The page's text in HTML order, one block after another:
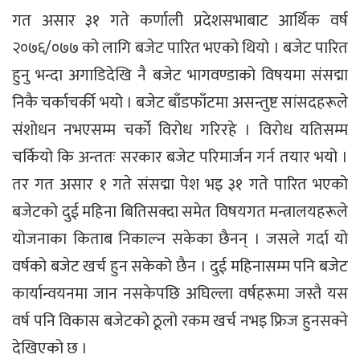
गत असार ३१ गते कर्णाली प्रदेशसभाबाट आर्थिक वर्ष
२०७६/०७७ को लागि बजेट पारित भएको थियो । बजेट पारित
हुनु भन्दा अगाडिदेखि नै बजेट भागवण्डाको विषयमा संसद्मा
निकै चर्काचर्की भयो । बजेट बाँडफाँटमा असन्तुष्ट सांसदहरूले
संशोधन नभएसम्म चर्को विरोध गरिरहे । विरोध यतिसम्म
चर्कियो कि अन्ततः सरकार बजेट परिमार्जन गर्न तयार भयो ।
तर गत असार १ गते संसद्मा पेश भइ ३१ गते पारित भएको
बजेटको दुई महिना बितिसक्दा समेत विषयगत मन्त्रालयहरूले
योजनाका किताब निकाल्न सकेका छैनन् । जसले गर्दा यो
वर्षको बजेट खर्च हुन सकेको छैन । दुई महिनासम्म पनि बजेट
कार्यान्वयनमा जान नसकेपछि अघिल्ला वर्षहरूमा जस्तै यस
वर्ष पनि विकास बजेटको ठूलो रकम खर्च नभइ फ्रिज हुनसक्ने
देखिएको छ ।